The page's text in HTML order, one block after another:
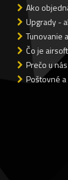
Ako
Upgrady -
Tunovanie
Čo je airsoft
Prečo u
Poštovné